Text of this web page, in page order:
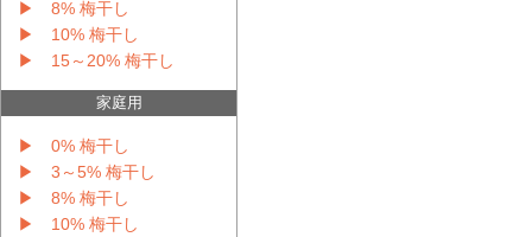
▶ 8% 梅干し
▶ 10% 梅干し
▶ 15～20% 梅干し
家庭用
▶ 0% 梅干し
▶ 3～5% 梅干し
▶ 8% 梅干し
▶ 10% 梅干し